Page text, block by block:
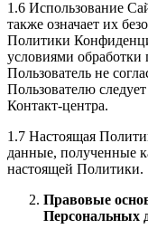
1.6 Использование
также означает их
Политики
условиями
Пользователь не
Пользователю
Контакт-центра.
1.7 Настоящая
данные, полученные
настоящей Политики.
Правовые
Персональных